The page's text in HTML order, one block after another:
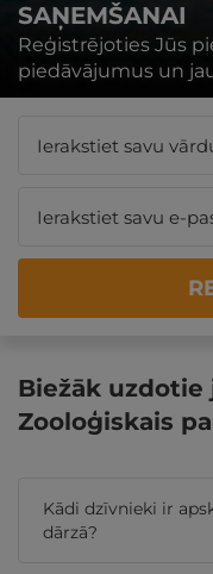
SAŅEMŠANAI
Reģistrējoties Jūs
piedāvājumus un
Biežāk
Zooloģiskais
Kādi dzīvnieki ir
dārzā?